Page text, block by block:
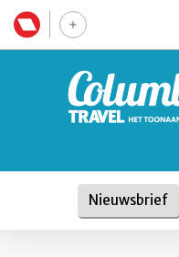
Nieuwsbrief